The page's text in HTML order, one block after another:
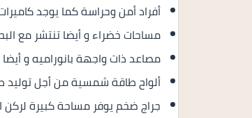
أفراد أمن وحراسة كما يوجد
مساحات خضراء و أيضا تنتشر مع
مصاعد ذات واجهة بانوراميه و أيضا
ألواح طاقة شمسية من أجل توليد
جراج ضخم يوفر مساحة كبيرة لركن